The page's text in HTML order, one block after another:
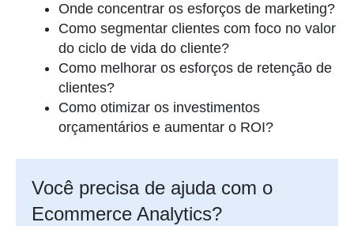
Onde concentrar os esforços de marketing?
Como segmentar clientes com foco no valor
do ciclo de vida do cliente?
Como melhorar os esforços de retenção de
clientes?
Como otimizar os investimentos
orçamentários e aumentar o ROI?
Você precisa de ajuda com o
Ecommerce Analytics?